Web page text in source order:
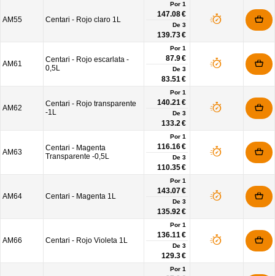
AM55 Centari - Rojo claro 1L
Por 1
147.08 €
De 3
139.73 €
AM61
Centari - Rojo escarlata -
0,5L
Por 1
87.9 €
De 3
83.51 €
AM62
Centari - Rojo transparente
-1L
Por 1
140.21 €
De 3
133.2 €
AM63
Centari - Magenta
Transparente -0,5L
Por 1
116.16 €
De 3
110.35 €
AM64 Centari - Magenta 1L
Por 1
143.07 €
De 3
135.92 €
AM66 Centari - Rojo Violeta 1L
Por 1
136.11 €
De 3
129.3 €
Por 1